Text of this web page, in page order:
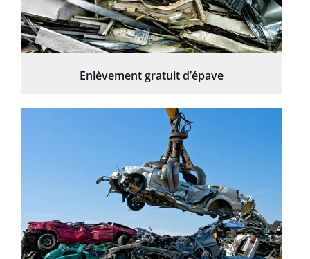
Enlèvement gratuit d’épave